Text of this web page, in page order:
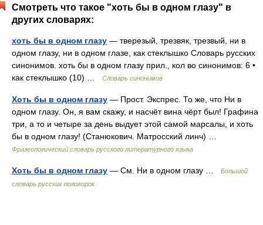
Смотреть что такое "хоть бы в одном глазу" в
других словарях:
хоть бы в одном глазу — тверезый, трезвяк, трезвый, ни в
одном глазу, ни в одном глазе, как стеклышко Словарь русских
синонимов. хоть бы в одном глазу прил., кол во синонимов: 6 •
как стеклышко (10) …
Словарь синонимов
Хоть бы в одном глазу — Прост. Экспрес. То же, что Ни в
одном глазу. Он, я вам скажу, и насчёт вина чёрт был! Графина
три, а то и четыре за день выдует этой самой марсалы, и хоть
бы в одном глазу! (Станюкович. Матросский линч) …
Фразеологический словарь русского литературного языка
Хоть бы в одном глазу — См. Ни в одном глазу …
Большой
словарь русских поговорок